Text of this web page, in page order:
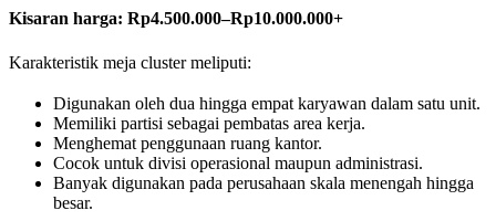
Kisaran harga: Rp4.500.000–Rp10.000.000+
Karakteristik meja cluster meliputi:
Digunakan oleh dua hingga empat karyawan dalam satu unit.
Memiliki partisi sebagai pembatas area kerja.
Menghemat penggunaan ruang kantor.
Cocok untuk divisi operasional maupun administrasi.
Banyak digunakan pada perusahaan skala menengah hingga
besar.